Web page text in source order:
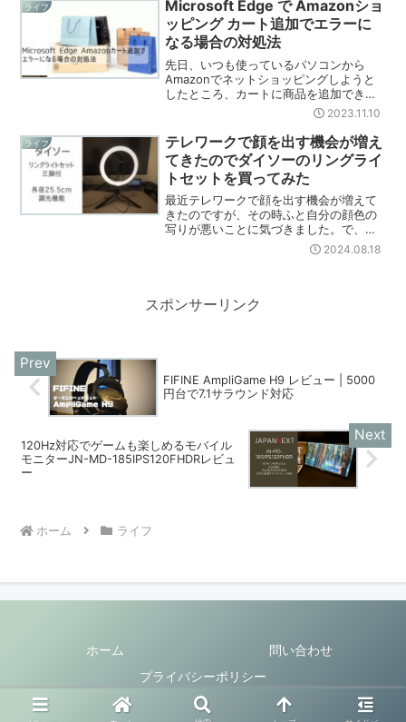
ライフ
Microsoft Edge で Amazonショ
ッピング カート追加でエラーに
なる場合の対処法
先日、いつも使っているパソコンから
Amazonでネットショッピングしようと
したところ、カートに商品を追加できな
い状態になりました。他のブラウザから
であればカート追加はできるのですが、
Microsoft Edgeでカート追加しようとす
るとエラ...
2023.11.10
ライフ
テレワークで顔を出す機会が増え
てきたのでダイソーのリングライ
トセットを買ってみた
最近テレワークで顔を出す機会が増えて
きたのですが、その時ふと自分の顔色の
写りが悪いことに気づきました。で、せ
っかく顔を出すんだから少しでも綺麗に
写っておきたいと思い、リングライトの
2024.08.18
スポンサーリンク
FIFINE AmpliGame H9 レビュー | 5000
円台で7.1サラウンド対応
120Hz対応でゲームも楽しめるモバイル
モニターJN-MD-185IPS120FHDRレビュ
ー
ホーム ライフ
ホーム
問い合わせ
プライバシーポリシー
© 2023 IKOAN LIFE.